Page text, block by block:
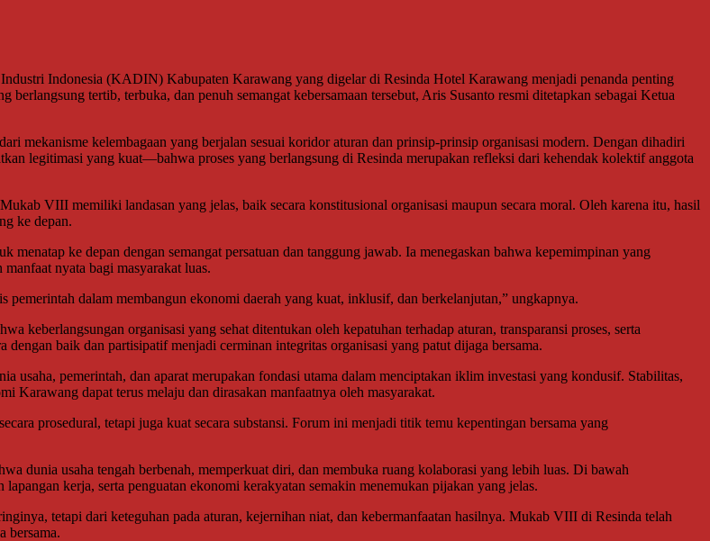
Indonesia (KADIN) Kabupaten Karawang yang digelar di Resinda Hotel Karawang menjadi penanda penting
tertib, terbuka, dan penuh semangat kebersamaan tersebut, Aris Susanto resmi ditetapkan sebagai Ketua
mekanisme kelembagaan yang berjalan sesuai koridor aturan dan prinsip-prinsip organisasi modern. Dengan dihadiri
legitimasi yang kuat—bahwa proses yang berlangsung di Resinda merupakan refleksi dari kehendak kolektif anggota
VIII memiliki landasan yang jelas, baik secara konstitusional organisasi maupun secara moral. Oleh karena itu, hasil
ke depan.
menatap ke depan dengan semangat persatuan dan tanggung jawab. Ia menegaskan bahwa kepemimpinan yang
nyata bagi masyarakat luas.
dalam membangun ekonomi daerah yang kuat, inklusif, dan berkelanjutan,” ungkapnya.
organisasi yang sehat ditentukan oleh kepatuhan terhadap aturan, transparansi proses, serta
baik dan partisipatif menjadi cerminan integritas organisasi yang patut dijaga bersama.
usaha, pemerintah, dan aparat merupakan fondasi utama dalam menciptakan iklim investasi yang kondusif. Stabilitas,
Karawang dapat terus melaju dan dirasakan manfaatnya oleh masyarakat.
prosedural, tetapi juga kuat secara substansi. Forum ini menjadi titik temu kepentingan bersama yang
dunia usaha tengah berbenah, memperkuat diri, dan membuka ruang kolaborasi yang lebih luas. Di bawah
kerja, serta penguatan ekonomi kerakyatan semakin menemukan pijakan yang jelas.
tetapi dari keteguhan pada aturan, kejernihan niat, dan kebermanfaatan hasilnya. Mukab VIII di Resinda telah
bersama.